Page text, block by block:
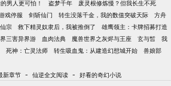
男人更可怕！ 盗梦千年
废灵根修炼慢？但我长生不死
戏停服 剑斩仙门 转生没落千金，我的数值突破天际
方舟
宗 救下精灵奴隶后，我被推倒了
雄鹰领主：卡牌招募打造
三害异界游 血肉法典 魔兽世界之灰烬与王座 玄与皙
我
死神：亡灵法师 转生吸血鬼：从建造幻想城开始
兽娘部
新章节 - 仙逆全文阅读 - 好看的奇幻小说